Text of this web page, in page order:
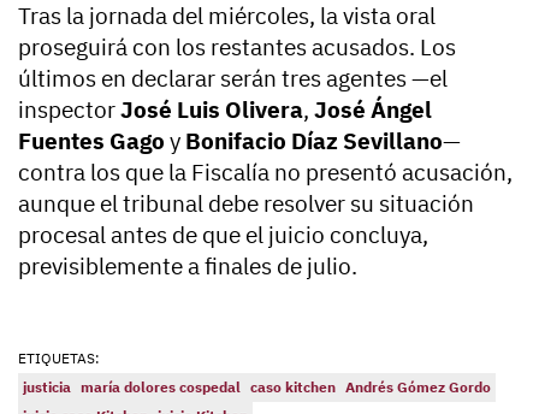
Tras la jornada del miércoles, la vista oral
proseguirá con los restantes acusados. Los
últimos en declarar serán tres agentes —el
inspectorJosé Luis Olivera, José Ángel
Fuentes Gago y Bonifacio Díaz Sevillano—
contra los que la Fiscalía no presentó acusación,
aunque el tribunal debe resolver su situación
procesal antes de que el juicio concluya,
previsiblemente a finales de julio.
ETIQUETAS:
justicia maría dolores cospedal caso kitchen Andrés Gómez Gordo